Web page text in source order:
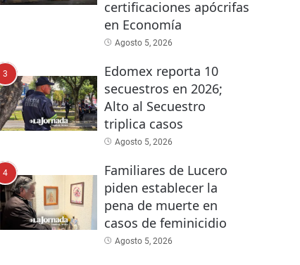
certificaciones apócrifas
en Economía
Agosto 5, 2026
3
Edomex reporta 10
secuestros en 2026;
Alto al Secuestro
triplica casos
Agosto 5, 2026
4
Familiares de Lucero
piden establecer la
pena de muerte en
casos de feminicidio
Agosto 5, 2026